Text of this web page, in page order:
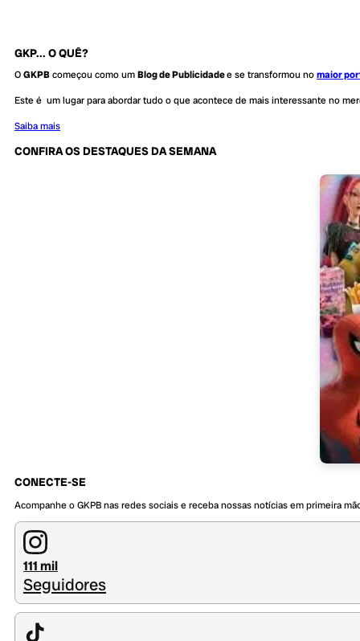
GKP... O QUÊ?
OGKPBcomeçou como umBlog de Publicidadee se transformou nomaior
Este é um lugar para abordar tudo o que acontece de mais interessante no
Saiba mais
CONFIRA OS DESTAQUES DA SEMANA
CONECTE-SE
Acompanhe o GKPB nas redes sociais e receba nossas notícias em primeira
111 mil
Seguidores